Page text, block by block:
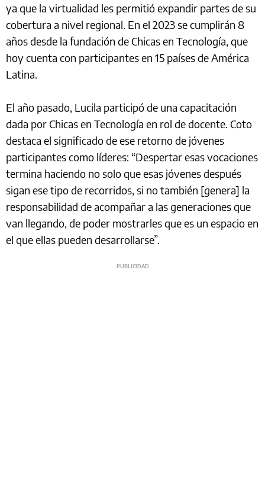
ya que la virtualidad les permitió expandir partes de su
cobertura a nivel regional. En el 2023 se cumplirán 8
años desde la fundación de Chicas en Tecnología, que
hoy cuenta con participantes en 15 países de América
Latina.
El año pasado, Lucila participó de una capacitación
dada por Chicas en Tecnología en rol de docente. Coto
destaca el significado de ese retorno de jóvenes
participantes como líderes: “Despertar esas vocaciones
termina haciendo no solo que esas jóvenes después
sigan ese tipo de recorridos, si no también [genera] la
responsabilidad de acompañar a las generaciones que
van llegando, de poder mostrarles que es un espacio en
el que ellas pueden desarrollarse”.